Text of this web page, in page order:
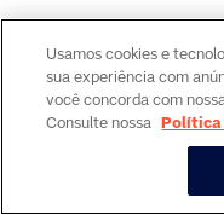
Usamos cookies e
sua experiência com
você concorda com
Consulte nossa Política